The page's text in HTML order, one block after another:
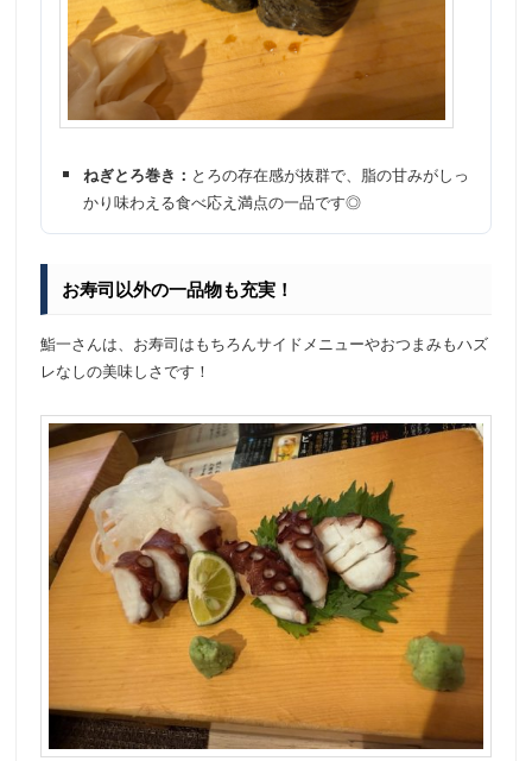
ねぎとろ巻き： とろの存在感が抜群で、脂の甘みがしっ
かり味わえる食べ応え満点の一品です◎
お寿司以外の一品物も充実！
鮨一さんは、お寿司はもちろんサイドメニューやおつまみもハズ
レなしの美味しさです！